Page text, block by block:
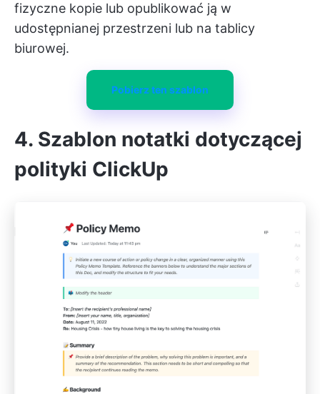
fizyczne kopie lub opublikować ją w
udostępnianej przestrzeni lub na tablicy
biurowej.
Pobierz ten szablon
4. Szablon notatki dotyczącej
polityki ClickUp